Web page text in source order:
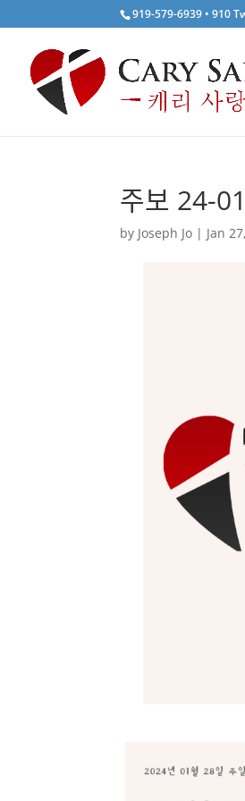
919-579-6939 • 910
주보 24-
by Joseph Jo | Jan